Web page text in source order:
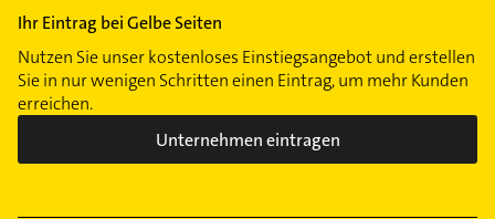
Ihr Eintrag bei Gelbe Seiten
Nutzen Sie unser kostenloses Einstiegsangebot und erstellen
Sie in nur wenigen Schritten einen Eintrag, um mehr Kunden
erreichen.
Unternehmen eintragen